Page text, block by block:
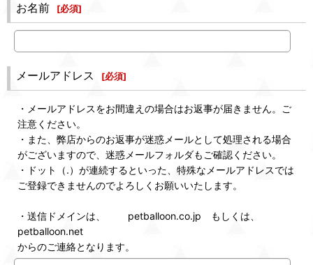
お名前 [必須]
メールアドレス [必須]
・メールアドレスをお間違えの場合はお返事が届きません。ご
注意ください。
・また、弊店からのお返事が迷惑メールとして処理される場合
がございますので、迷惑メールフォルダもご確認ください。
・ドット（.）が連続するといった、特殊なメールアドレスでは
ご登録できませんのでよろしくお願いいたします。
・送信ドメインは、 petballoon.co.jp もしくは、
petballoon.net
からのご連絡となります。